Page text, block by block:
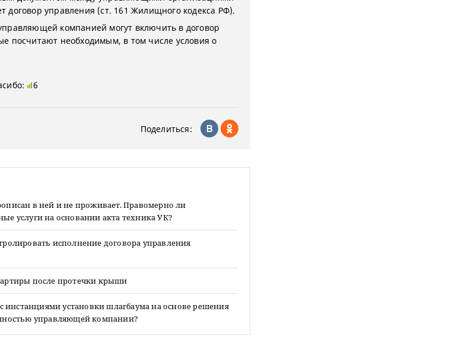
договор управления (ст. 161 Жилищного кодекса РФ).
компанией могут включить в договор
посчитают необходимым, в том числе условия о
6
Поделиться:
в ней и не проживает. Правомерно ли
услуги на основании акта техника УК?
исполнение договора управления
после протечки крыши
с инстанциями установки шлагбаума на основе решения
управляющей компании?